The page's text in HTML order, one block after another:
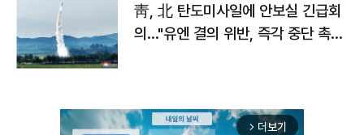
靑, 北 탄도미사일에 안보실 긴급회
의…"유엔 결의 위반, 즉각 중단 촉
arrow_forward_ios 더보기